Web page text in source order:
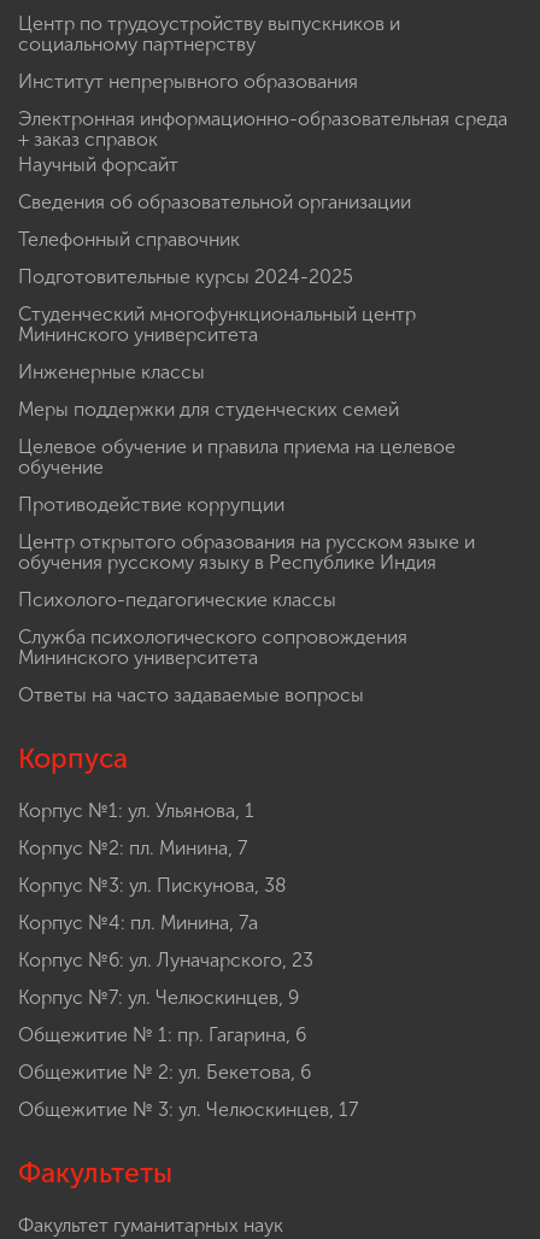
Центр по трудоустройству выпускников и
социальному партнерству
Институт непрерывного образования
Электронная информационно-образовательная среда
+ заказ справок
Научный форсайт
Сведения об образовательной организации
Телефонный справочник
Подготовительные курсы 2024-2025
Студенческий многофункциональный центр
Мининского университета
Инженерные классы
Меры поддержки для студенческих семей
Целевое обучение и правила приема на целевое
обучение
Противодействие коррупции
Центр открытого образования на русском языке и
обучения русскому языку в Республике Индия
Психолого-педагогические классы
Служба психологического сопровождения
Мининского университета
Ответы на часто задаваемые вопросы
Корпуса
Корпус №1: ул. Ульянова, 1
Корпус №2: пл. Минина, 7
Корпус №3: ул. Пискунова, 38
Корпус №4: пл. Минина, 7а
Корпус №6: ул. Луначарского, 23
Корпус №7: ул. Челюскинцев, 9
Общежитие № 1: пр. Гагарина, 6
Общежитие № 2: ул. Бекетова, 6
Общежитие № 3: ул. Челюскинцев, 17
Факультеты
Факультет гуманитарных наук